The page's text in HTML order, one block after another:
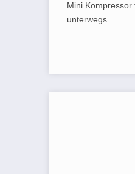
Mini
unterwegs.